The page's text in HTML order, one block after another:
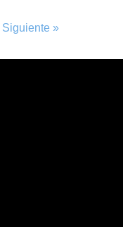
Siguiente »